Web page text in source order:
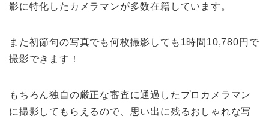
影に特化したカメラマンが多数在籍しています。
また初節句の写真でも何枚撮影しても1時間10,780円で
撮影できます！
もちろん独自の厳正な審査に通過したプロカメラマン
に撮影してもらえるので、思い出に残るおしゃれな写